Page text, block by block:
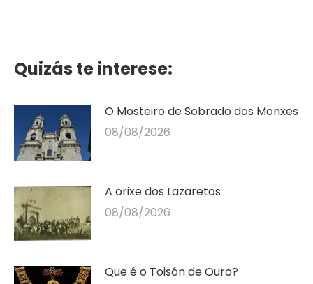
Quizás te interese:
O Mosteiro de Sobrado dos Monxes
08/08/2026
A orixe dos Lazaretos
08/08/2026
Que é o Toisón de Ouro?